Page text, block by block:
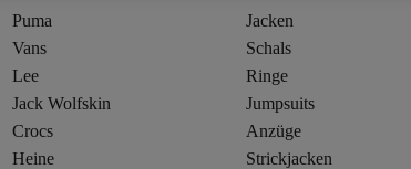
Puma
Vans
Lee
Jack Wolfskin
Crocs
Heine
Jacken
Schals
Ringe
Jumpsuits
Anzüge
Strickjacken